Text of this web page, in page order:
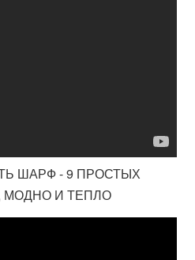
ШАРФ - 9 ПРОСТЫХ
И ТЕПЛО